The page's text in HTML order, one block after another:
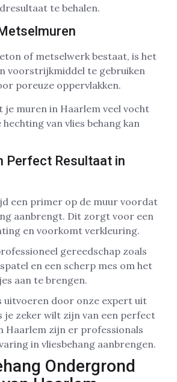
te behalen.
of metselwerk bestaat, is het
voorstrijkmiddel te gebruiken
poreuze oppervlakken.
muren in Haarlem veel vocht
van vlies behang kan
Perfect Resultaat in
een primer op de muur voordat
aanbrengt. Dit zorgt voor een
en voorkomt verkleuring.
gereedschap zoals
en een scherp mes om het
aan te brengen.
uitvoeren door onze expert uit
je zeker wilt zijn van een perfect
Haarlem zijn er professionals
in vliesbehang aanbrengen.
Ondergrond